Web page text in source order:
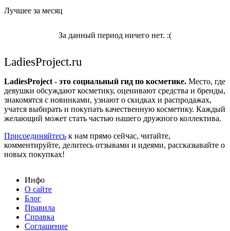
Лучшее за месяц
За данный период ничего нет. :(
LadiesProject.ru
LadiesProject - это социальный гид по косметике. Место, где
девушки обсуждают косметику, оценивают средства и бренды,
знакомятся с новинками, узнают о скидках и распродажах,
учатся выбирать и покупать качественную косметику. Каждый
желающий может стать частью нашего дружного коллектива.
Присоединяйтесь к нам прямо сейчас, читайте,
комментируйте, делитесь отзывами и идеями, рассказывайте о
новых покупках!
Инфо
О сайте
Блог
Правила
Справка
Соглашение